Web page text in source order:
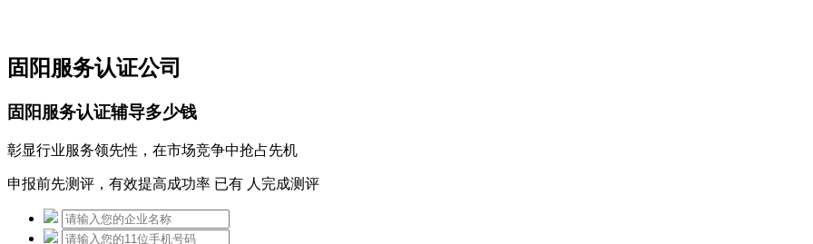
固阳服务认证公司
固阳服务认证辅导多少钱
彰显行业服务领先性，在市场竞争中抢占先机
申报前先测评，有效提高成功率 已有 人完成测评